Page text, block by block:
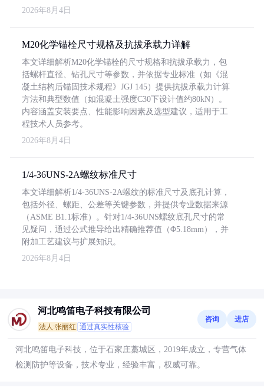
2026年8月4日
M20化学锚栓尺寸规格及抗拔承载力详解
本文详细解析M20化学锚栓的尺寸规格和抗拔承载力，包
括螺杆直径、钻孔尺寸等参数，并依据专业标准（如《混
凝土结构后锚固技术规程》JGJ 145）提供抗拔承载力计算
方法和典型数值（如混凝土强度C30下设计值约80kN）。
内容涵盖安装要点、性能影响因素及选型建议，适用于工
程技术人员参考。
2026年8月4日
1/4-36UNS-2A螺纹标准尺寸
本文详细解析1/4-36UNS-2A螺纹的标准尺寸及底孔计算，
包括外径、螺距、公差等关键参数，并提供专业数据来源
（ASME B1.1标准）。针对1/4-36UNS螺纹底孔尺寸的常
见疑问，通过公式推导给出精确推荐值（Φ5.18mm），并
附加工艺建议与扩展知识。
2026年8月4日
河北鸣笛电子科技有限公司
法人:张丽红 通过真实性核验
咨询 进店
河北鸣笛电子科技，位于石家庄藁城区，2019年成立，专营气体
检测防护等设备，技术专业，经验丰富，权威可靠。